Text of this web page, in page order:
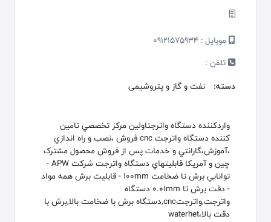
موبایل : 09121575934
تلفن :
دسته:
نفت و گاز و پتروشیمی
واردکننده دستگاه واترجتاولين مرکز تخصصي تامين
کننده دستگاه واترجت cnc فروش ،نصب و راه اندازي
،آموزش،گارانتي و خدمات پس از فروش محصول مشترک
چین و آمریکا قابليتهاي دستگاه واترجت شرکت APW -
توانايي برش تا ضخامت 100mm - قابليت برش همه مواد
- دقت برش تا 0.01mm دستگاه
واترجت,واترجتcnc,دستگاه برش با ضخامت بالا,برش با
دقت بالا،waterhet